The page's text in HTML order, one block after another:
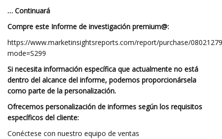
… Continuará
Compre este Informe de investigación premium@:
https://www.marketinsightsreports.com/report/purchase/
mode=S299
Si necesita información específica que actualmente no está
dentro del alcance del informe, podemos proporcionársela
como parte de la personalización.
Ofrecemos personalización de informes según los requisitos
específicos del cliente:
Conéctese con nuestro equipo de ventas